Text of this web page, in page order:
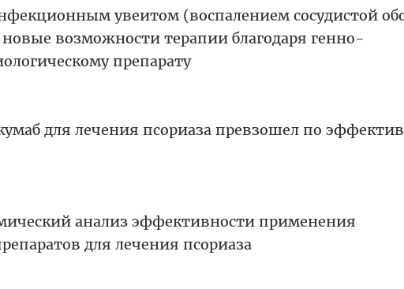
увеитом (воспалением сосудистой
возможности терапии благодаря генно-
препарату
для лечения псориаза превзошел по
анализ эффективности применения
для лечения псориаза